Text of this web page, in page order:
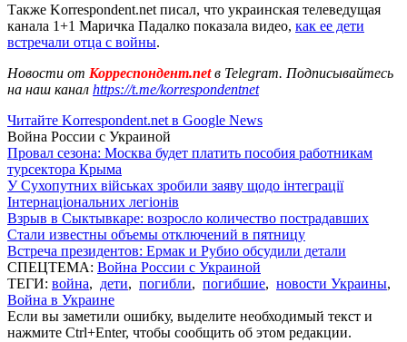
Также Korrespondent.net писал, что украинская телеведущая
канала 1+1 Маричка Падалко показала видео, как ее дети
встречали отца с войны.
Новости от Корреспондент.netв Telegram. Подписывайтесь
на наш канал https://t.me/korrespondentnet
Читайте Korrespondent.net в Google News
Война России с Украиной
Провал сезона: Москва будет платить пособия работникам
турсектора Крыма
У Сухопутних військах зробили заяву щодо інтеграції
Інтернаціональних легіонів
Взрыв в Сыктывкаре: возросло количество пострадавших
Стали известны объемы отключений в пятницу
Встреча президентов: Ермак и Рубио обсудили детали
СПЕЦТЕМА: Война России с Украиной
ТЕГИ: война, дети, погибли, погибшие, новости Украины,
Война в Украине
Если вы заметили ошибку, выделите необходимый текст и
нажмите Ctrl+Enter, чтобы сообщить об этом редакции.